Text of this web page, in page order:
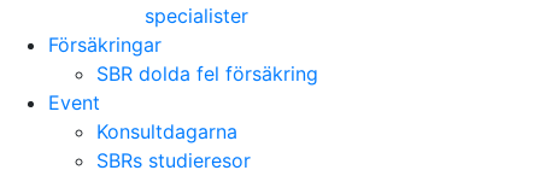
specialister
Försäkringar
SBR dolda fel försäkring
Event
Konsultdagarna
SBRs studieresor